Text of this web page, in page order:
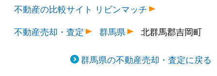
不動産の比較サイト リビンマッチ
不動産売却・査定
群馬県 北群馬郡吉岡町
群馬県の不動産売却・査定に戻る